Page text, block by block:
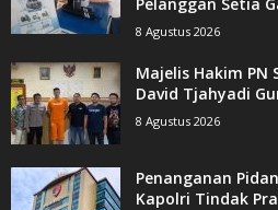
8 Agustus 2026
Majelis Hakim PN
David Tjahyadi
8 Agustus 2026
Penanganan
Kapolri Tindak